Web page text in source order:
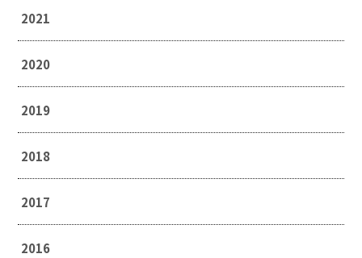
2021
2020
2019
2018
2017
2016